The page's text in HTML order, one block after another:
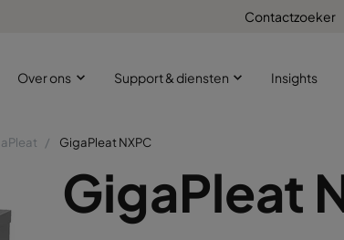
Contactzoeker
Over ons Support & diensten Insights
GigaPleat NXPC
GigaPleat